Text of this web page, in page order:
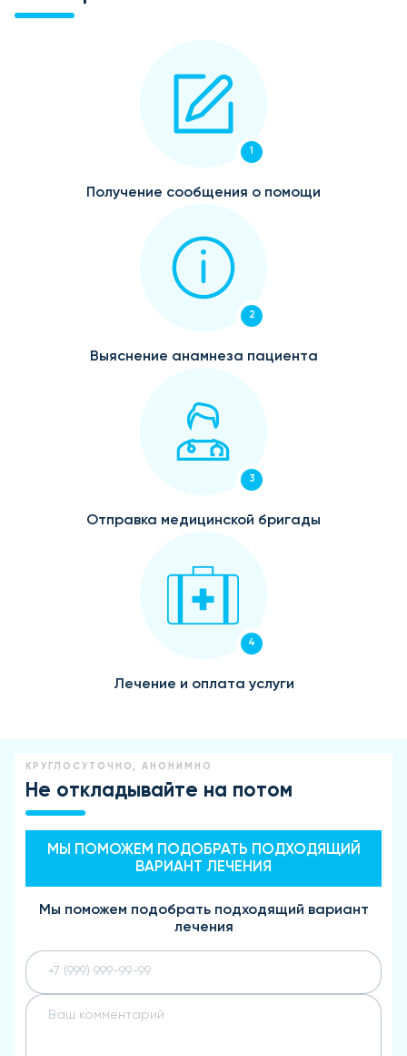
1
Получение сообщения о помощи
2
Выяснение анамнеза пациента
3
Отправка медицинской бригады
4
Лечение и оплата услуги
КРУГЛОСУТОЧНО, АНОНИМНО
Не откладывайте на потом
МЫ ПОМОЖЕМ ПОДОБРАТЬ ПОДХОДЯЩИЙ
ВАРИАНТ ЛЕЧЕНИЯ
Мы поможем подобрать подходящий вариант
лечения